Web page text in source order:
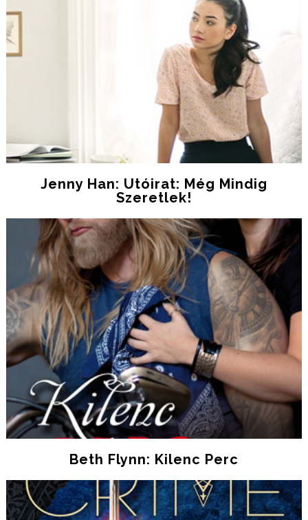
Jenny Han: Utóirat: ​Még Mindig
Szeretlek!
Beth Flynn: Kilenc Perc